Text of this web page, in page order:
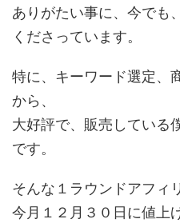
ありがたい事に、今でも
くださっています。
特に、キーワード選定、
から、
大好評で、販売している
です。
そんな１ラウンドアフィ
今月１２月３０日に値上